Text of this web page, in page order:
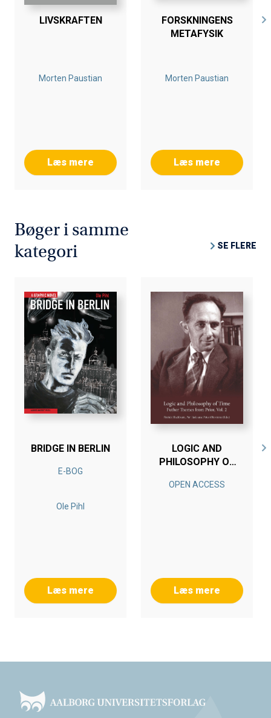
LIVSKRAFTEN
Morten Paustian
Læs mere
FORSKNINGENS
METAFYSIK
Morten Paustian
Læs mere
Bøger i samme
kategori
SE FLERE
BRIDGE IN BERLIN
E-BOG
Ole Pihl
Læs mere
LOGIC AND
PHILOSOPHY OF
OPEN ACCESS
Læs mere